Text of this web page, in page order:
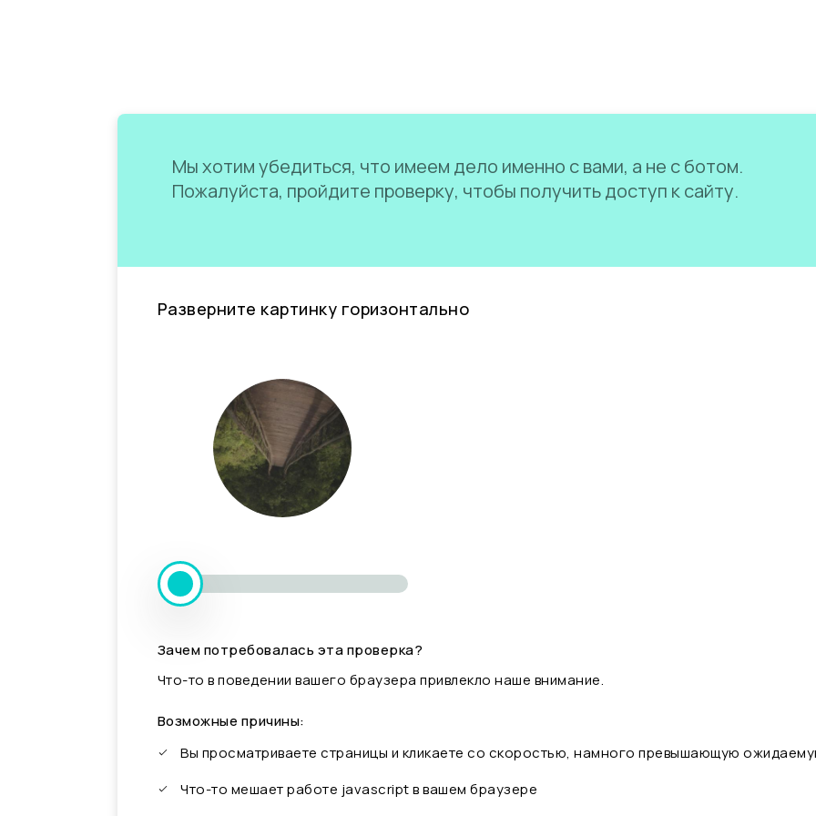
Мы хотим убедиться, что имеем дело именно с вами, а не с ботом.
Пожалуйста, пройдите проверку, чтобы получить доступ к сайту.
Разверните картинку горизонтально
Зачем потребовалась эта проверка?
Что-то в поведении вашего браузера привлекло наше внимание.
Возможные причины:
Вы просматриваете страницы и кликаете со скоростью, намного превышающую
Что-то мешает работе javascript в вашем браузере